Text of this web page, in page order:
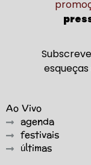
Ao Vivo
agenda
festivais
últimas